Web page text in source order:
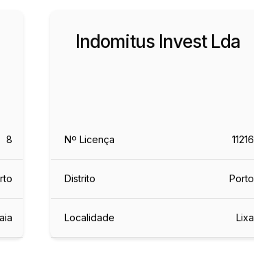
8
Indomitus Invest Lda
Nº Licença 11216
Distrito Porto
Localidade Lixa